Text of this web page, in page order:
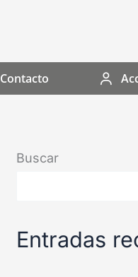
Contacto
Buscar
Entradas